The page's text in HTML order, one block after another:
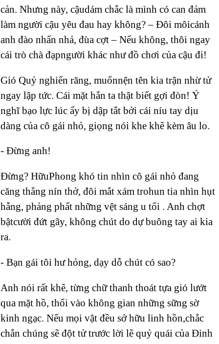
cản. Nhưng này, cậudám chắc là mình có can đảm
làm người cậu yêu đau hay không? – Đôi môicánh
anh đào nhấn nhả, đùa cợt – Nếu không, thôi ngay
cái trò chà đạpngười khác như đồ chơi của cậu đi!
Gió Quỷ nghiến răng, muốnnện tên kia trận nhừ tử
ngay lập tức. Cái mặt hắn ta thật biết gợi đòn! Ý
nghĩ bạo lực lúc ấy bị dập tắt bởi cái níu tay dịu
dàng của cô gái nhỏ, giọng nói khe khẽ kèm âu lo.
- Đừng anh!
Đừng? HữuPhong khó tin nhìn cô gái nhỏ đang
căng thẳng nín thở, đôi mắt xám trohun tia nhìn hụt
hẫng, phảng phất những vệt sáng u tối . Anh chợt
bậtcười đứt gãy, không chút do dự buông tay ai kia
ra.
- Bạn gái tôi hư hỏng, dạy dỗ chút có sao?
Anh nói rất khẽ, từng chữ thanh thoát tựa gió lướt
qua mặt hồ, thổi vào không gian những sững sờ
kinh ngạc. Nếu mọi vật đều sở hữu linh hồn,chắc
chắn chúng sẽ đột tử trước lời lẽ quỷ quái của Đinh